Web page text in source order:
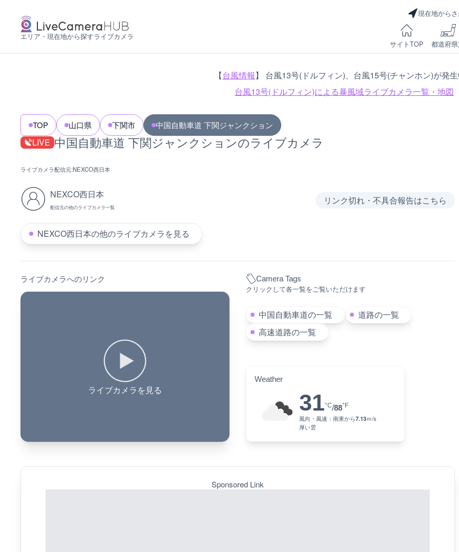
エリア・現在地から探すライブカメラ
現在地から
サイトTOP 都道府
【台風情報】 台風13号(ドルフィン)、台風15号(チャンホン)が発生
台風13号(ドルフィン)による暴風域ライブカメラ一覧・地図
TOP 山口県 下関市 中国自動車道 下関ジャンクション
LIVE 中国自動車道 下関ジャンクションのライブカメラ
ライブカメラ配信元:NEXCO西日本
NEXCO西日本
配信元の他のライブカメラ一覧
リンク切れ・不具合報告はこちら
NEXCO西日本の他のライブカメラを見る
ライブカメラへのリンク
ライブカメラを見る
Camera Tags
クリックして各一覧をご覧いただけます
中国自動車道の一覧
道路の一覧
高速道路の一覧
Weather
31°C/88°F
風向・風速： 南東から7.13ｍ/s
厚い雲
Sponsored Link